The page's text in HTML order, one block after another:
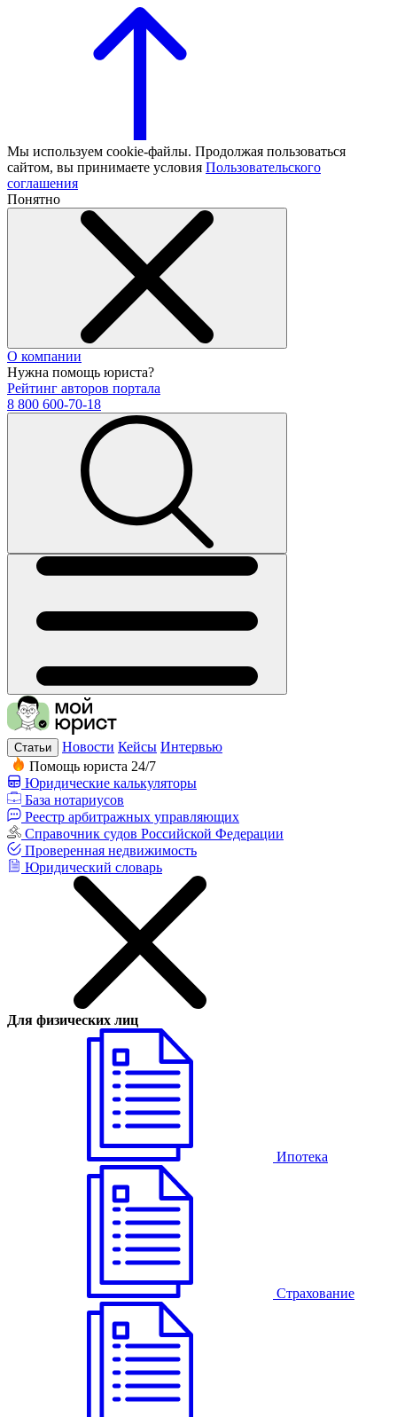
Мы используем cookie-файлы. Продолжая пользоваться
сайтом, вы принимаете условия Пользовательского
соглашения
Понятно
О компании
Нужна помощь юриста?
Рейтинг авторов портала
8 800 600-70-18
Статьи Новости Кейсы Интервью
Помощь юриста 24/7
Юридические калькуляторы
База нотариусов
Реестр арбитражных управляющих
Справочник судов Российской Федерации
Проверенная недвижимость
Юридический словарь
Для физических лиц
Ипотека
Страхование